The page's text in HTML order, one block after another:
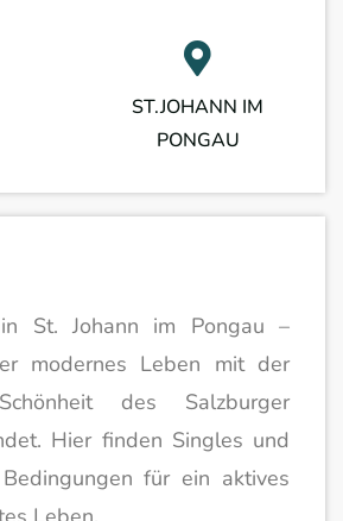
ST.JOHANN IM
PONGAU
St. Johann im Pongau –
modernes Leben mit der
des Salzburger
Hier finden Singles und
für ein aktives